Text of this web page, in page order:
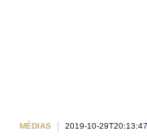
MÉDIAS 2019-10-